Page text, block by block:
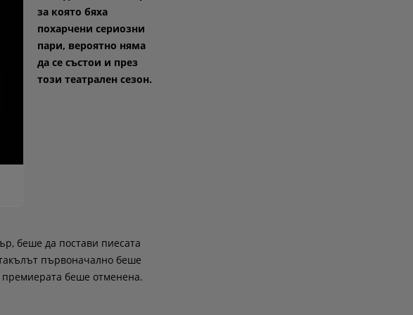
за която бяха
похарчени сериозни
пари, вероятно няма
да се състои и през
този театрален сезон.
беше да постави пиесата
първоначално беше
беше отменена.